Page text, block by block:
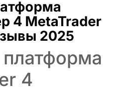
4 MetaTrader
2025
платформа
4